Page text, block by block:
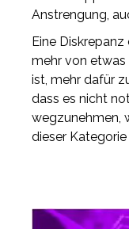
Anstrengung,
Eine
mehr von
ist, mehr dafür
dass es nicht
wegzunehmen,
dieser